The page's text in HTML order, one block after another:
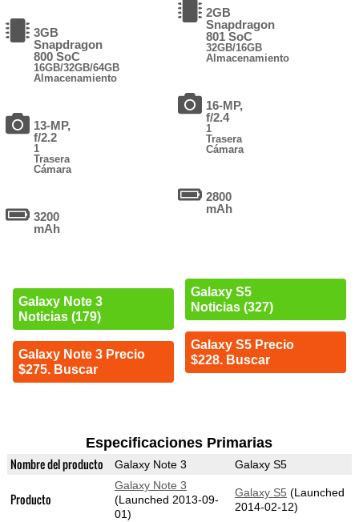
3GB
Snapdragon
800 SoC
16GB/32GB/64GB
Almacenamiento
13-MP,
f/2.2
1
Trasera
Cámara
3200
mAh
Galaxy Note 3
Noticias (179)
Galaxy Note 3 Precio
$275. Buscar
2GB
Snapdragon
801 SoC
32GB/16GB
Almacenamiento
16-MP,
f/2.4
1
Trasera
Cámara
2800
mAh
Galaxy S5
Noticias (327)
Galaxy S5 Precio
$228. Buscar
Especificaciones Primarias
Nombre del producto Galaxy Note 3 Galaxy S5
Producto
Galaxy Note 3
(Launched 2013-09-
01)
Galaxy S5 (Launched
2014-02-12)